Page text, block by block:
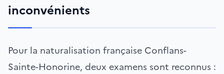
inconvénients
Pour la naturalisation française Conflans-
Sainte-Honorine, deux examens sont reconnus :